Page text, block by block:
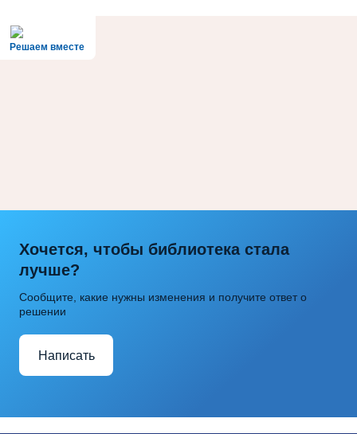
Решаем вместе
Хочется, чтобы библиотека стала
лучше?
Сообщите, какие нужны изменения и получите ответ о
решении
Написать